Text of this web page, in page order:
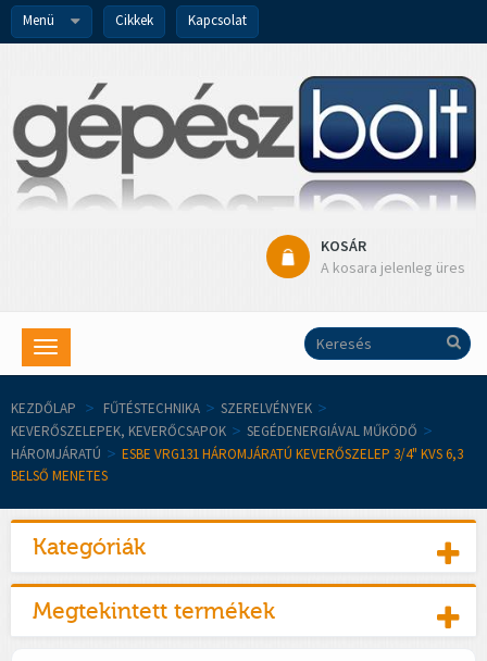
Menü Cikkek Kapcsolat
KOSÁR
A kosara jelenleg üres
Toggle
navigation
KEZDŐLAP > FŰTÉSTECHNIKA > SZERELVÉNYEK >
KEVERŐSZELEPEK, KEVERŐCSAPOK > SEGÉDENERGIÁVAL MŰKÖDŐ >
HÁROMJÁRATÚ > ESBE VRG131 HÁROMJÁRATÚ KEVERŐSZELEP 3/4" KVS 6,3
BELSŐ MENETES
Kategóriák
Megtekintett termékek